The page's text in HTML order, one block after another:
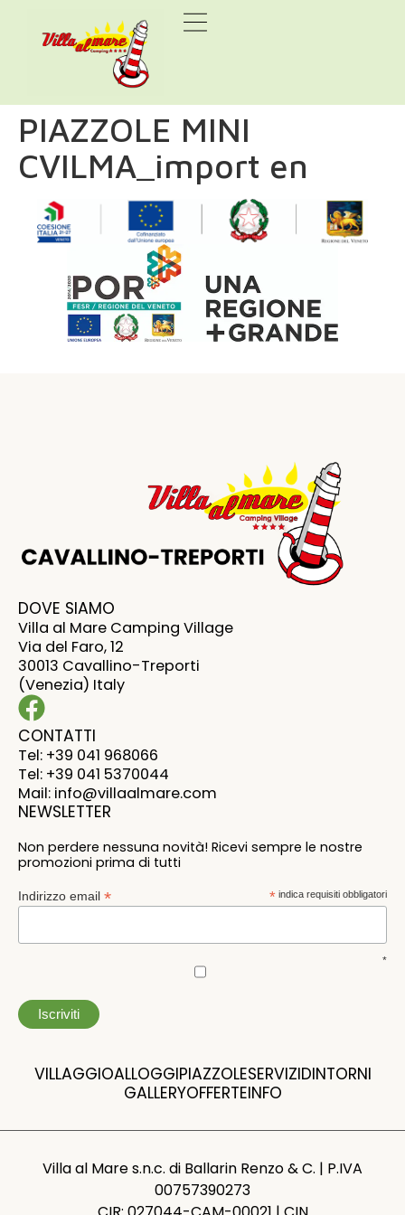
PIAZZOLE MINI
CVILMA_import en
DOVE SIAMO
Villa al Mare Camping Village
Via del Faro, 12
30013 Cavallino-Treporti
(Venezia) Italy
CONTATTI
Tel: +39 041 968066
Tel: +39 041 5370044
Mail: info@villaalmare.com
NEWSLETTER
Non perdere nessuna novità! Ricevi sempre le nostre
promozioni prima di tutti
* indica requisiti obbligatori
Indirizzo email *
*
VILLAGGIOALLOGGIPIAZZOLESERVIZIDINTORNI
GALLERYOFFERTEINFO
Villa al Mare s.n.c. di Ballarin Renzo & C. | P.IVA
00757390273